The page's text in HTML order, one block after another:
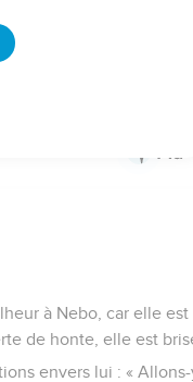
tranquille !
Askalon et le rivage
à Nebo, car elle est
de honte, elle est
envers lui : « Allons-